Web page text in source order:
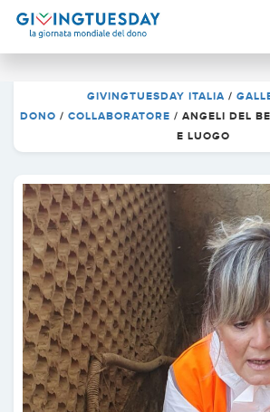
GIVINGTUESDAY ITALIA /
DONO / COLLABORATORE / ANGELI DEL
E LUOGO